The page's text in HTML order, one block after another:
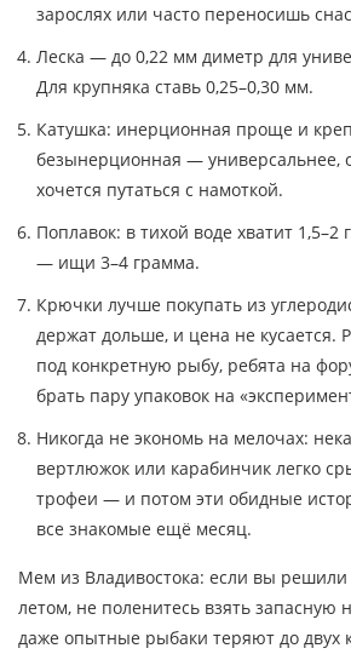
зарослях или часто переносишь
Леска — до 0,22 мм диметр для
Для крупняка ставь 0,25–0,30 мм.
Катушка: инерционная проще и
безынерционная — универсальнее,
хочется путаться с намоткой.
Поплавок: в тихой воде хватит
— ищи 3–4 грамма.
Крючки лучше покупать из
держат дольше, и цена не кусается.
под конкретную рыбу, ребята на
брать пару упаковок на
Никогда не экономь на мелочах:
вертлюжок или карабинчик легко
трофеи — и потом эти обидные
все знакомые ещё месяц.
Мем из Владивостока: если вы решили
летом, не поленитесь взять запасную
даже опытные рыбаки теряют до двух